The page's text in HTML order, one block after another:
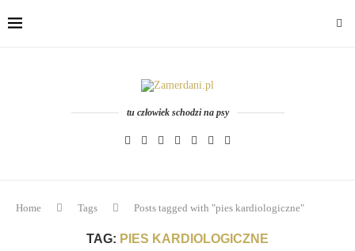
tu człowiek schodzi na psy
Home Tags Posts tagged with "pies kardiologiczne"
TAG: PIES KARDIOLOGICZNE